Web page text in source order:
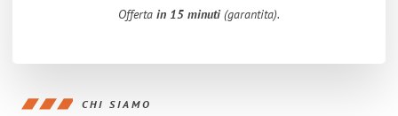
Offerta in 15 minuti (garantita).
CHI SIAMO